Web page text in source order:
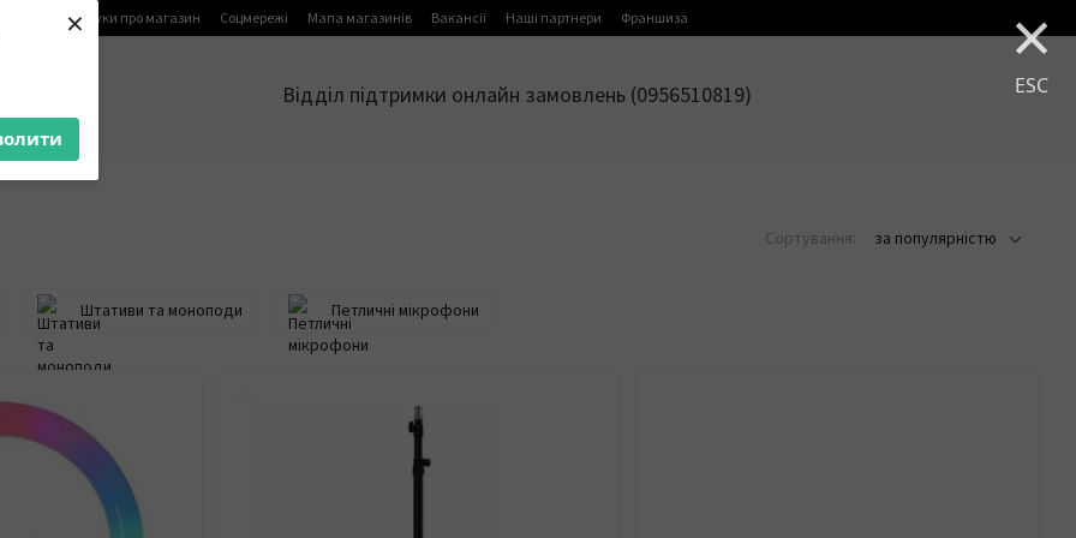
× ×
ESC
Відгуки про магазин Соцмережі Мапа магазинів Вакансії Наші партнери Франшиза
Відділ підтримки онлайн замовлень (0956510819)
Сортування: за популярністю
Штативи та моноподи Петличні мікрофони